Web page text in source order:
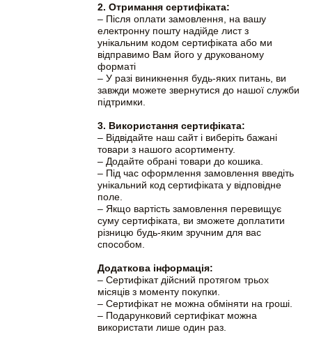
2. Отримання сертифіката:
– Після оплати замовлення, на вашу
електронну пошту надійде лист з
унікальним кодом сертифіката або ми
відправимо Вам його у друкованому
форматі
– У разі виникнення будь-яких питань, ви
завжди можете звернутися до нашої служби
підтримки.
3. Використання сертифіката:
– Відвідайте наш сайт і виберіть бажані
товари з нашого асортименту.
– Додайте обрані товари до кошика.
– Під час оформлення замовлення введіть
унікальний код сертифіката у відповідне
поле.
– Якщо вартість замовлення перевищує
суму сертифіката, ви зможете доплатити
різницю будь-яким зручним для вас
способом.
Додаткова інформація:
– Сертифікат дійсний протягом трьох
місяців з моменту покупки.
– Сертифікат не можна обміняти на гроші.
– Подарунковий сертифікат можна
використати лише один раз.